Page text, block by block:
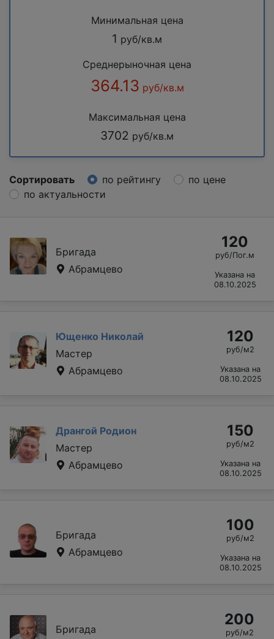
Минимальная цена
1 руб/кв.м
Среднерыночная цена
364.13 руб/кв.м
Максимальная цена
3702 руб/кв.м
Сортировать по рейтингу
по цене
по актуальности
Бригада
Абрамцево
120
руб/Пог.м
Указана на
08.10.2025
Ющенко Николай
Мастер
Абрамцево
120
руб/м2
Указана на
08.10.2025
Дрангой Родион
Мастер
Абрамцево
150
руб/м2
Указана на
08.10.2025
Бригада
Абрамцево
100
руб/м2
Указана на
08.10.2025
Бригада
200
руб/м2